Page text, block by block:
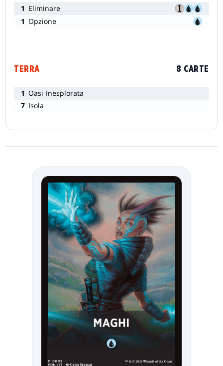
1 Eliminare
1 Opzione
TERRA 8 CARTE
1 Oasi Inesplorata
7 Isola